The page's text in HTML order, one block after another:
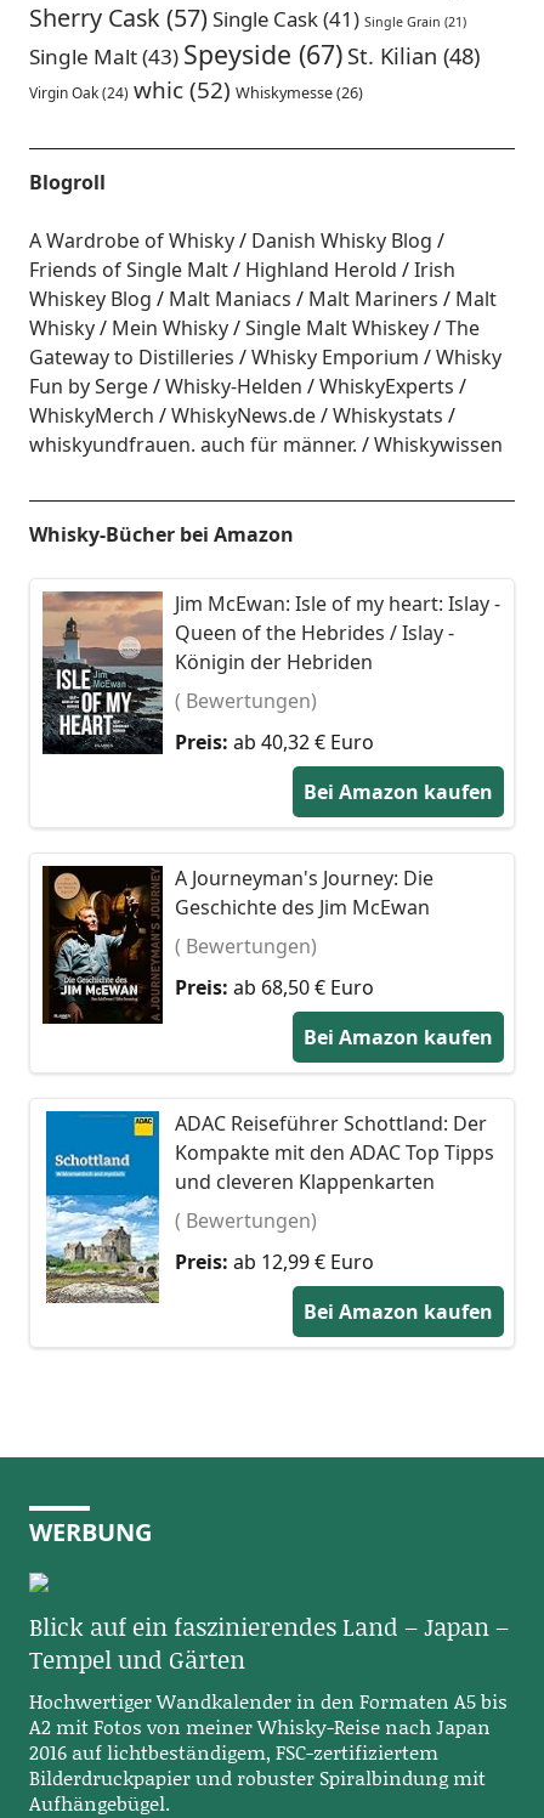
Sherry Cask (57)Single Cask(41) Single Grain (21)
Single Malt(43) Speyside (67) St. Kilian (48)
Virgin Oak(24) whic(52) Whiskymesse(26)
Blogroll
A Wardrobe of Whisky
Danish Whisky Blog
Friends of Single Malt
Highland Herold
Irish
Whiskey Blog
Malt Maniacs Malt Mariners
Malt
Whisky
Mein Whisky Single Malt Whiskey
The
Gateway to Distilleries
Whisky Emporium
Whisky
Fun by Serge
Whisky-Helden
WhiskyExperts
WhiskyMerch
WhiskyNews.de
Whiskystats
whiskyundfrauen. auch für männer.
Whiskywissen
Whisky-Bücher bei Amazon
Jim McEwan: Isle of my heart: Islay -
Queen of the Hebrides / Islay -
Königin der Hebriden
( Bewertungen)
Preis: ab 40,32 € Euro
Bei Amazon kaufen
A Journeyman's Journey: Die
Geschichte des Jim McEwan
( Bewertungen)
Preis: ab 68,50 € Euro
Bei Amazon kaufen
ADAC Reiseführer Schottland: Der
Kompakte mit den ADAC Top Tipps
und cleveren Klappenkarten
( Bewertungen)
Preis: ab 12,99 € Euro
Bei Amazon kaufen
WERBUNG
Blick auf ein faszinierendes Land – Japan –
Tempel und Gärten
Hochwertiger Wandkalender in den Formaten A5 bis
A2 mit Fotos von meiner Whisky-Reise nach Japan
2016 auf lichtbeständigem, FSC-zertifiziertem
Bilderdruckpapier und robuster Spiralbindung mit
Aufhängebügel.